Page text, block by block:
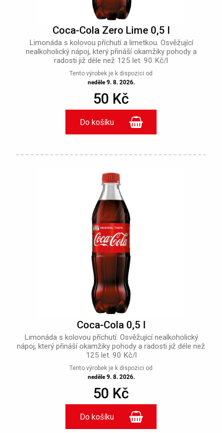
Coca-Cola Zero Lime 0,5 l
Limonáda s kolovou příchutí a limetkou. Osvěžující
nealkoholický nápoj, který přináší okamžiky pohody a
radosti již déle než 125 let. 90 Kč/l
Tento výrobek je k dispozici od
neděle 9. 8. 2026.
50 Kč
Coca‑Cola 0,5 l
Limonáda s kolovou příchutí. Osvěžující nealkoholický
nápoj, který přináší okamžiky pohody a radosti již déle než
125 let. 90 Kč/l
Tento výrobek je k dispozici od
neděle 9. 8. 2026.
50 Kč